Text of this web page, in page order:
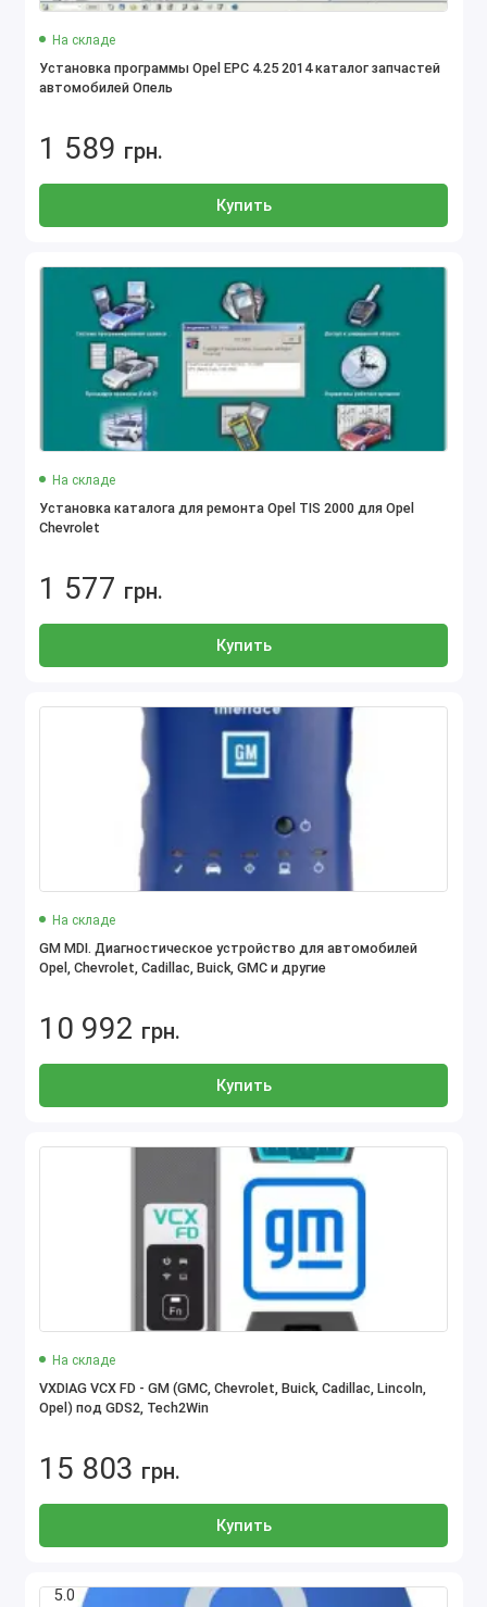
На складе
Установка программы Opel EPC 4.25 2014 каталог запчастей
автомобилей Опель
1 589 грн.
Купить
На складе
Установка каталога для ремонта Opel TIS 2000 для Opel
Chevrolet
1 577 грн.
Купить
На складе
GM MDI. Диагностическое устройство для автомобилей
Opel, Chevrolet, Cadillac, Buick, GMC и другие
10 992 грн.
Купить
На складе
VXDIAG VCX FD - GM (GMC, Chevrolet, Buick, Cadillac, Lincoln,
Opel) под GDS2, Tech2Win
15 803 грн.
Купить
5.0